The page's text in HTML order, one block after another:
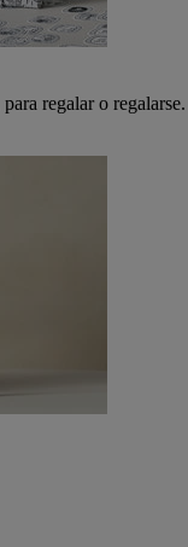
regalar o regalarse.